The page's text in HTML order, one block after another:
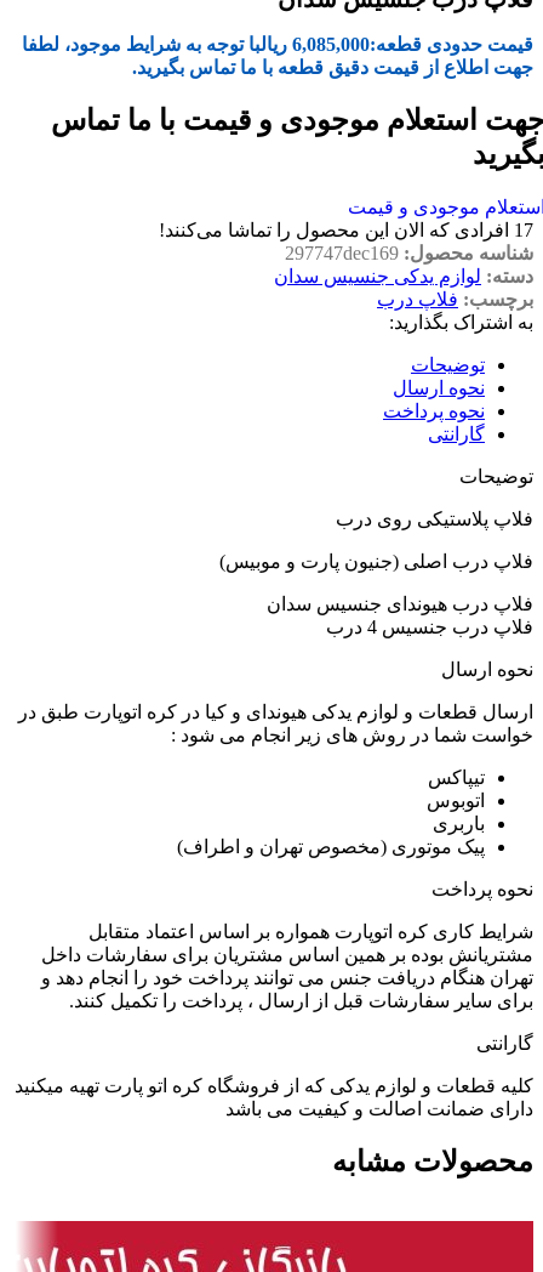
قیمت حدودی قطعه:6,085,000 ریالبا توجه به شرایط موجود، لطفا
جهت اطلاع از قیمت دقیق قطعه با ما تماس بگیرید.
استعلام موجودی و قیمت با ما تماس
موجودی و قیمت
17 افرادی که الان این محصول را تماشا می‌کنند!
شناسه محصول: 297747dec169
دسته: لوازم یدکی جنسیس سدان
برچسب: فلاپ درب
به اشتراک بگذارید:
توضیحات
نحوه ارسال
نحوه پرداخت
گارانتی
توضیحات
فلاپ پلاستیکی روی درب
فلاپ درب اصلی (جنیون پارت و موبیس)
فلاپ درب هیوندای جنسیس سدان
فلاپ درب جنسیس 4 درب
نحوه ارسال
ارسال قطعات و لوازم یدکی هیوندای و کیا در کره اتوپارت طبق در
خواست شما در روش های زیر انجام می شود :
تیپاکس
اتوبوس
باربری
پیک موتوری (مخصوص تهران و اطراف)
نحوه پرداخت
شرایط کاری کره اتوپارت همواره بر اساس اعتماد متقابل
مشتریانش بوده بر همین اساس مشتریان برای سفارشات داخل
تهران هنگام دریافت جنس می توانند پرداخت خود را انجام دهد و
برای سایر سفارشات قبل از ارسال ، پرداخت را تکمیل کنند.
گارانتی
کلیه قطعات و لوازم یدکی که از فروشگاه کره اتو پارت تهیه میکنید
دارای ضمانت اصالت و کیفیت می باشد
محصولات مشابه